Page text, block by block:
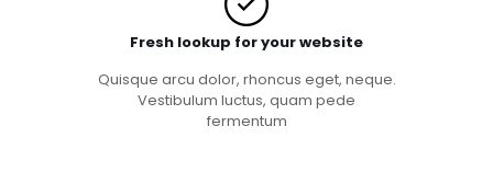
Fresh lookup for your website
Quisque arcu dolor, rhoncus eget, neque.
Vestibulum luctus, quam pede
fermentum